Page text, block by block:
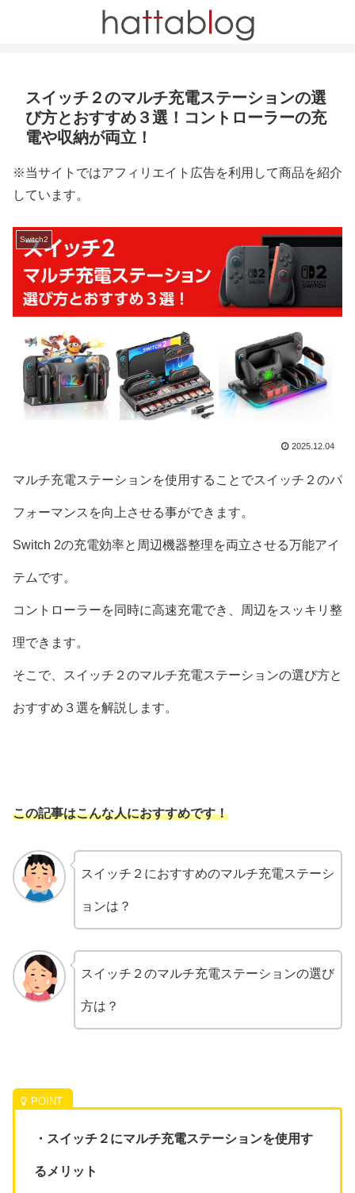
スイッチ２のマルチ充電ステーションの選
び方とおすすめ３選！コントローラーの充
電や収納が両立！
※当サイトではアフィリエイト広告を利用して商品を紹介
しています。
Switch2
2025.12.04
マルチ充電ステーションを使用することでスイッチ２のパ
フォーマンスを向上させる事ができます。
Switch 2の充電効率と周辺機器整理を両立させる万能アイ
テムです。
コントローラーを同時に高速充電でき、周辺をスッキリ整
理できます。
そこで、スイッチ２のマルチ充電ステーションの選び方と
おすすめ３選を解説します。
この記事はこんな人におすすめです！
スイッチ２におすすめのマルチ充電ステーシ
ョンは？
スイッチ２のマルチ充電ステーションの選び
方は？
・スイッチ２にマルチ充電ステーションを使用す
るメリット